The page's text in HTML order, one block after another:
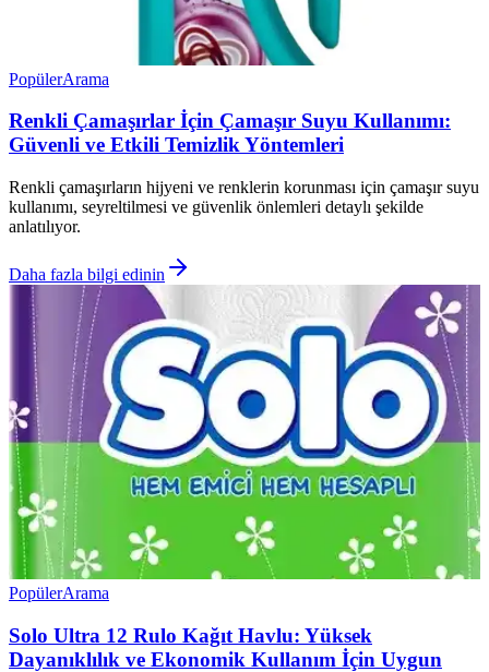
PopülerArama
Renkli Çamaşırlar İçin Çamaşır Suyu Kullanımı:
Güvenli ve Etkili Temizlik Yöntemleri
Renkli çamaşırların hijyeni ve renklerin korunması için çamaşır suyu
kullanımı, seyreltilmesi ve güvenlik önlemleri detaylı şekilde
anlatılıyor.
Daha fazla bilgi edinin
PopülerArama
Solo Ultra 12 Rulo Kağıt Havlu: Yüksek
Dayanıklılık ve Ekonomik Kullanım İçin Uygun